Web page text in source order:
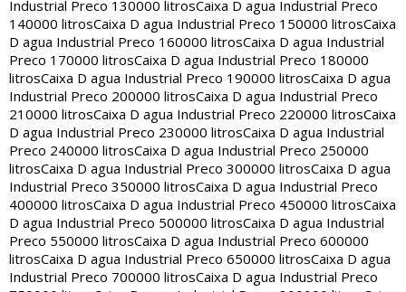
Industrial Preco 130000 litrosCaixa D agua Industrial Preco
140000 litrosCaixa D agua Industrial Preco 150000 litrosCaixa
D agua Industrial Preco 160000 litrosCaixa D agua Industrial
Preco 170000 litrosCaixa D agua Industrial Preco 180000
litrosCaixa D agua Industrial Preco 190000 litrosCaixa D agua
Industrial Preco 200000 litrosCaixa D agua Industrial Preco
210000 litrosCaixa D agua Industrial Preco 220000 litrosCaixa
D agua Industrial Preco 230000 litrosCaixa D agua Industrial
Preco 240000 litrosCaixa D agua Industrial Preco 250000
litrosCaixa D agua Industrial Preco 300000 litrosCaixa D agua
Industrial Preco 350000 litrosCaixa D agua Industrial Preco
400000 litrosCaixa D agua Industrial Preco 450000 litrosCaixa
D agua Industrial Preco 500000 litrosCaixa D agua Industrial
Preco 550000 litrosCaixa D agua Industrial Preco 600000
litrosCaixa D agua Industrial Preco 650000 litrosCaixa D agua
Industrial Preco 700000 litrosCaixa D agua Industrial Preco